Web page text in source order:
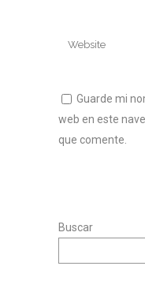
Guarde mi
web en este
que comente.
Buscar